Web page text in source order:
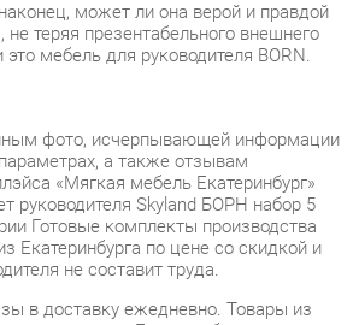
фото, исчерпывающей информации
«Мягкая мебель Екатеринбург»
Готовые комплекты производства
Екатеринбурга по цене со скидкой и
не составит труда.
в доставку ежедневно. Товары из
на складе в Екатеринбурге вы
ми часовс момента оформления
вы можете заказать подъём на этаж